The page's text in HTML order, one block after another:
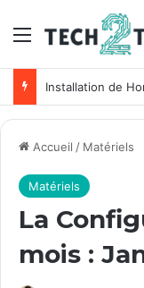
Menu
Installation de
Accueil / Matériels
Matériels
La
mois :